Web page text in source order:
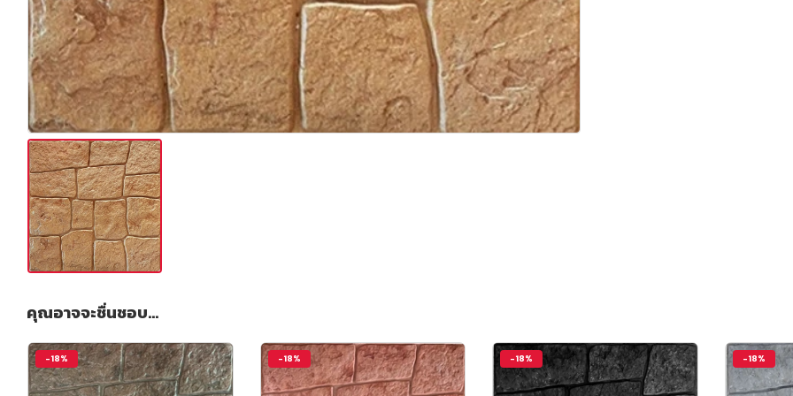
คุณอาจจะชื่นชอบ…
-18% -18% -18% -18%